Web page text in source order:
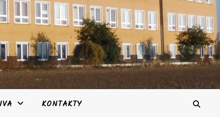
KONTAKTY